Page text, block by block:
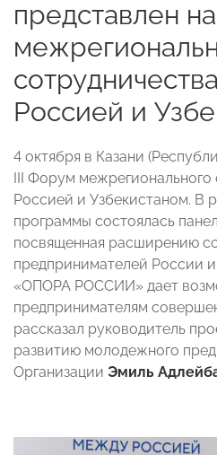
представлен
Россией и
4 октября в Казани
III Форум
Россией и Узбекистаном. В
программы состоялась
посвященная расширению
предпринимателей России
«ОПОРА РОССИИ» дает
предпринимателям
рассказал руководитель
развитию молодежного
Организации Эмиль